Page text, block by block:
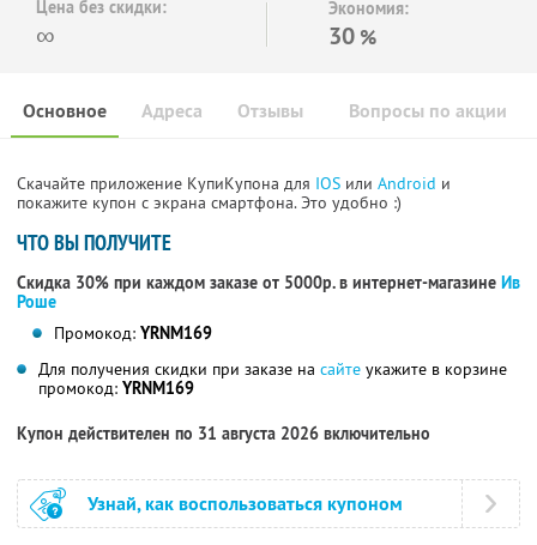
Цена без скидки:
∞
Экономия:
30 %
Основное Отзывы Вопросы по акции
Адреса
Скачайте приложение КупиКупона для IOS или Android и
покажите купон с экрана смартфона. Это удобно :)
ЧТО ВЫ ПОЛУЧИТЕ
Скидка 30% при каждом заказе от 5000р. в интернет-магазине Ив
Роше
Промокод: YRNM169
Для получения скидки при заказе на сайте укажите в корзине
промокод: YRNM169
Купон действителен по 31 августа 2026 включительно
Узнай, как воспользоваться купоном